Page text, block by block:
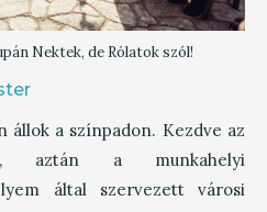
Nektek, de Rólatok szól!
állok a színpadon. Kezdve az
aztán a munkahelyi
által szervezett városi